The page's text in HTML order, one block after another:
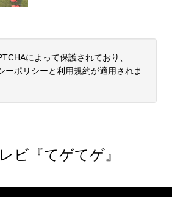
によって保護されており、
ーポリシーと利用規約が適用されま
ビ『てゲてゲ』